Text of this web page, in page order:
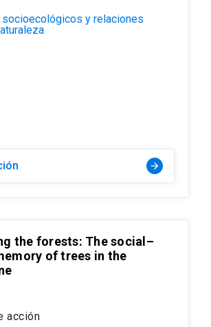
y relaciones
arrow_forward
the forests: The social–
of trees in the
acción